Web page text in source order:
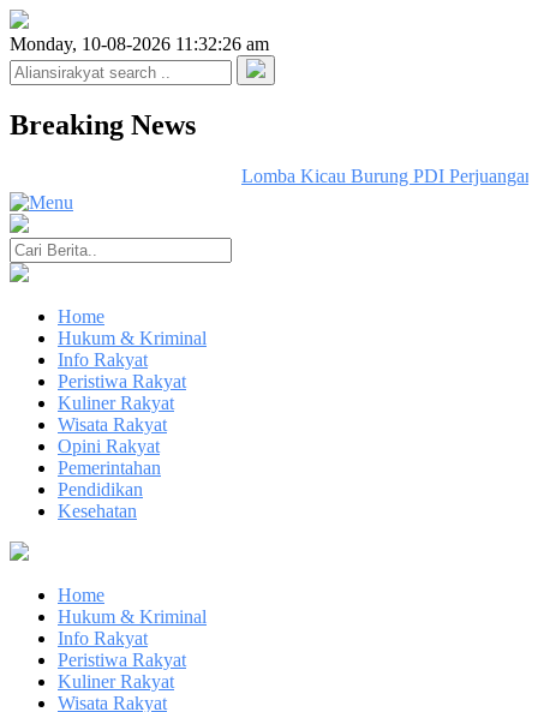
Monday, 10-08-2026 11:32:26 am
Breaking News
Lomba Kicau Burung PDI
Home
Hukum & Kriminal
Info Rakyat
Peristiwa Rakyat
Kuliner Rakyat
Wisata Rakyat
Opini Rakyat
Pemerintahan
Pendidikan
Kesehatan
Home
Hukum & Kriminal
Info Rakyat
Peristiwa Rakyat
Kuliner Rakyat
Wisata Rakyat